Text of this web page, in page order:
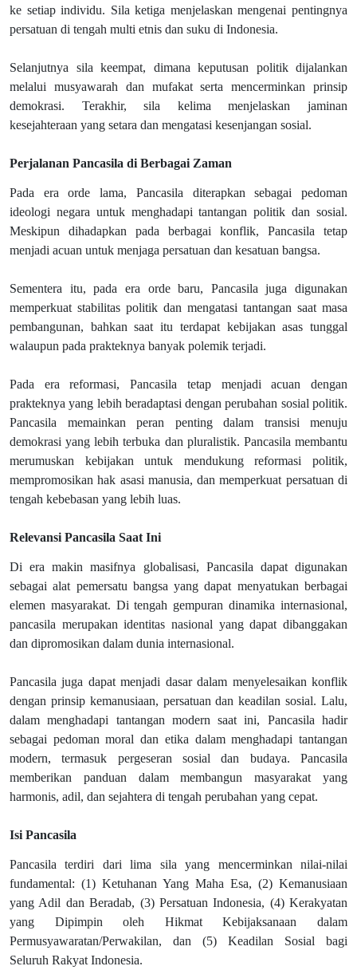
ke setiap individu. Sila ketiga menjelaskan mengenai pentingnya
persatuan di tengah multi etnis dan suku di Indonesia.
Selanjutnya sila keempat, dimana keputusan politik dijalankan
melalui musyawarah dan mufakat serta mencerminkan prinsip
demokrasi. Terakhir, sila kelima menjelaskan jaminan
kesejahteraan yang setara dan mengatasi kesenjangan sosial.
Perjalanan Pancasila di Berbagai Zaman
Pada era orde lama, Pancasila diterapkan sebagai pedoman
ideologi negara untuk menghadapi tantangan politik dan sosial.
Meskipun dihadapkan pada berbagai konflik, Pancasila tetap
menjadi acuan untuk menjaga persatuan dan kesatuan bangsa.
Sementera itu, pada era orde baru, Pancasila juga digunakan
memperkuat stabilitas politik dan mengatasi tantangan saat masa
pembangunan, bahkan saat itu terdapat kebijakan asas tunggal
walaupun pada prakteknya banyak polemik terjadi.
Pada era reformasi, Pancasila tetap menjadi acuan dengan
prakteknya yang lebih beradaptasi dengan perubahan sosial politik.
Pancasila memainkan peran penting dalam transisi menuju
demokrasi yang lebih terbuka dan pluralistik. Pancasila membantu
merumuskan kebijakan untuk mendukung reformasi politik,
mempromosikan hak asasi manusia, dan memperkuat persatuan di
tengah kebebasan yang lebih luas.
Relevansi Pancasila Saat Ini
Di era makin masifnya globalisasi, Pancasila dapat digunakan
sebagai alat pemersatu bangsa yang dapat menyatukan berbagai
elemen masyarakat. Di tengah gempuran dinamika internasional,
pancasila merupakan identitas nasional yang dapat dibanggakan
dan dipromosikan dalam dunia internasional.
Pancasila juga dapat menjadi dasar dalam menyelesaikan konflik
dengan prinsip kemanusiaan, persatuan dan keadilan sosial. Lalu,
dalam menghadapi tantangan modern saat ini, Pancasila hadir
sebagai pedoman moral dan etika dalam menghadapi tantangan
modern, termasuk pergeseran sosial dan budaya. Pancasila
memberikan panduan dalam membangun masyarakat yang
harmonis, adil, dan sejahtera di tengah perubahan yang cepat.
Isi Pancasila
Pancasila terdiri dari lima sila yang mencerminkan nilai-nilai
fundamental: (1) Ketuhanan Yang Maha Esa, (2) Kemanusiaan
yang Adil dan Beradab, (3) Persatuan Indonesia, (4) Kerakyatan
yang Dipimpin oleh Hikmat Kebijaksanaan dalam
Permusyawaratan/Perwakilan, dan (5) Keadilan Sosial bagi
Seluruh Rakyat Indonesia.